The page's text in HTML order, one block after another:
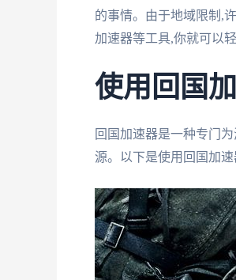
的事情。由于地域限制,
加速器等工具,你就可以
使用回国
回国加速器是一种专门
源。以下是使用回国加